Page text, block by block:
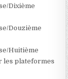
Dixième
Douzième
Huitième
les plateformes